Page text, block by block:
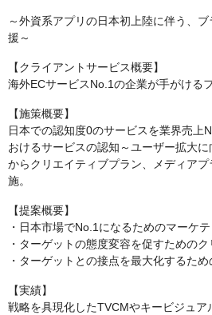
～外資系アプリの日本初上陸に伴う、
援～
【クライアントサービス概要】
海外ECサービスNo.1の企業が手がける
【施策概要】
日本での認知度0のサービスを業界売上
おけるサービスの認知～ユーザー拡大
からクリエイティブプラン、メディア
施。
【提案概要】
・日本市場でNo.1になるためのマーケ
・ターゲットの態度変容を促すための
・ターゲットとの接点を最大化するた
【実績】
戦略を具現化したTVCMやキービジュ